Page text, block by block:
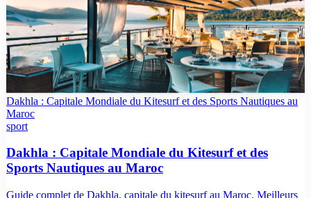
Guide du Kitesurf au Maroc : Dakhla, Essaouira et
les Meilleurs Spots
Guide du kitesurf au Maroc : meilleurs spots (Dakhla, Essaouira,
Sidi Kaouki), ecoles, prix en DH, conditions de vent, niveaux et
hebergement.
Dakhla : Capitale Mondiale du Kitesurf et des Sports Nautiques au
Maroc
sport
Dakhla : Capitale Mondiale du Kitesurf et des
Sports Nautiques au Maroc
Guide complet de Dakhla, capitale du kitesurf au Maroc. Meilleurs